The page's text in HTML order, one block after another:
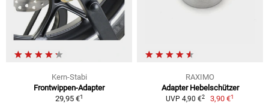
Kern-Stabi
Frontwippen-Adapter
29,95 €1
RAXIMO
Adapter Hebelschützer
UVP 4,90 €2 3,90 €1